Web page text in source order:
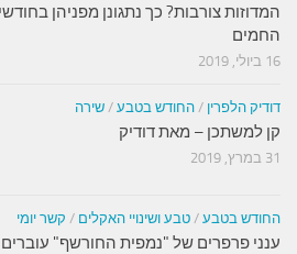
המדוזות צורבות? כך נתגונן מפניהן
החמים
16 ביולי, 2019
דודיק הלפרין / החודש בטבע / שירה
קן למשתכן – מאת דודיק
31 במרץ, 2019
החודש בטבע / טבע ושינויי האקלים / קשר יומי
ענני פרפרים של "נמפית החורשף"